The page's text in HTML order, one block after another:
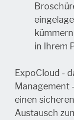
in Ihrem
ExpoCloud -
Management
einen
Austausch